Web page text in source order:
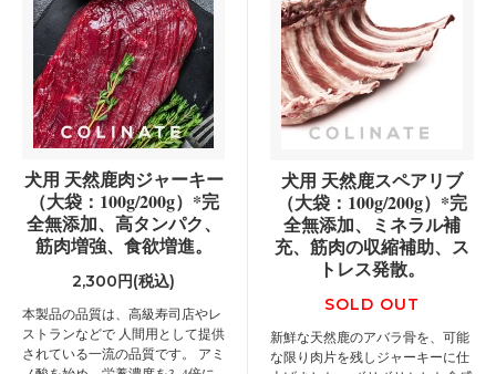
犬用 天然鹿肉ジャーキー
（大袋：100g/200g）*完
全無添加、高タンパク、
筋肉増強、食欲増進。
2,300円(税込)
本製品の品質は、高級寿司店やレ
ストランなどで 人間用として提供
されている一流の品質です。 アミ
犬用 天然鹿スペアリブ
（大袋：100g/200g）*完
全無添加、ミネラル補
充、筋肉の収縮補助、ス
トレス発散。
SOLD OUT
新鮮な天然鹿のアバラ骨を、可能
な限り肉片を残しジャーキーに仕